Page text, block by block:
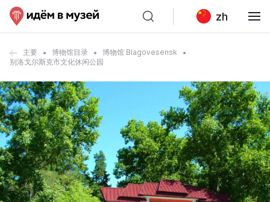
zh
主要 博物馆目录
博物馆 Blagovesensk
别洛戈尔斯克市文化休闲公园